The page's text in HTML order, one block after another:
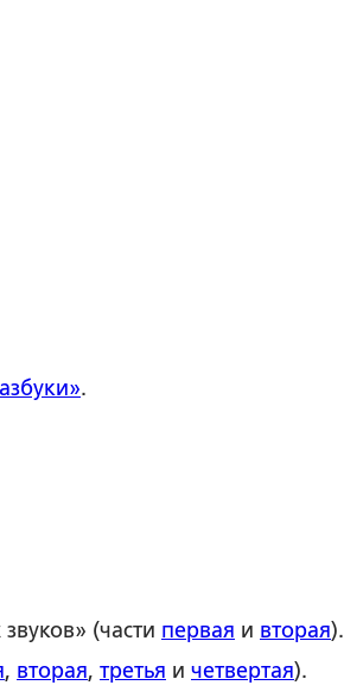
.
(части первая и вторая).
, вторая, третья и четвертая).